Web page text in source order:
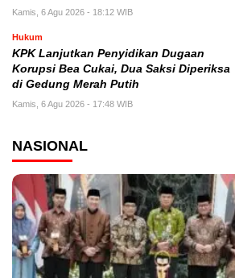
Kamis, 6 Agu 2026 - 18:12 WIB
Hukum
KPK Lanjutkan Penyidikan Dugaan
Korupsi Bea Cukai, Dua Saksi Diperiksa
di Gedung Merah Putih
Kamis, 6 Agu 2026 - 17:48 WIB
NASIONAL